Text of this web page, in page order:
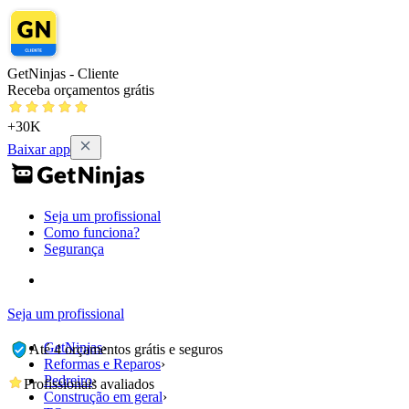
GetNinjas - Cliente
Receba orçamentos grátis
+30K
Baixar app
Seja um profissional
Como funciona?
Segurança
Seja um profissional
GetNinjas›
Reformas e Reparos›
Pedreiro›
Construção em geral›
Até 4 orçamentos grátis e seguros
Profissionais avaliados